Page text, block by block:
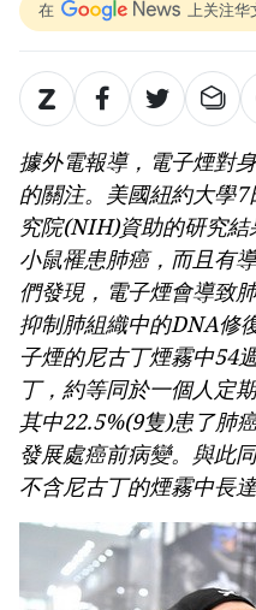
在 上关注华
據外電報導，電子煙對
的關注。美國紐約大學
究院(NIH)資助的研究
小鼠罹患肺癌，而且有
們發現，電子煙會導致
抑制肺組織中的DNA修
子煙的尼古丁煙霧中54
丁，約等同於一個人定
其中22.5%(9隻)患了肺
發展處癌前病變。與此
不含尼古丁的煙霧中長